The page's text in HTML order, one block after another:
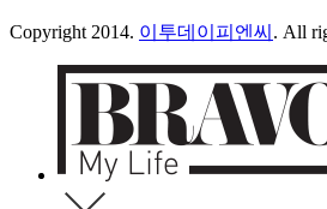
Copyright 2014. 이투데이피엔씨 . All